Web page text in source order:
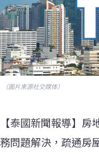
（圖片來源社交媒体）
【泰國新聞報導】
務問題解決，疏通房